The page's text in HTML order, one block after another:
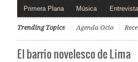
Primera Plana Música
Trending Topics Agenda Ocio
El barrio novelesco de Lima